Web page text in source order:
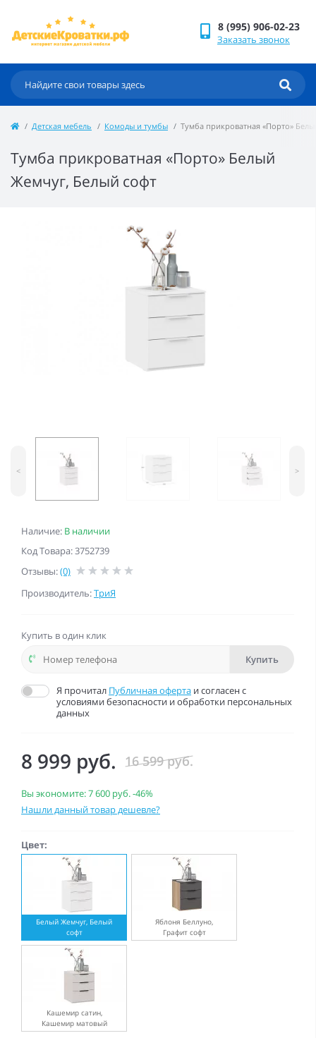
8 (995) 906-02-23
Заказать звонок
Детская мебель Комоды и тумбы Тумба прикроватная «Порто»
Тумба прикроватная «Порто» Белый
Жемчуг, Белый софт
Наличие: В наличии
Код Товара: 3752739
Отзывы:(0)
Производитель:ТриЯ
< >
Купить в один клик
Купить
Я прочитал Публичная оферта и согласен с
условиями безопасности и обработки персональных
данных
8 999 руб. 16 599 руб.
Вы экономите:7 600 руб.-46%
Нашли данный товар дешевле?
Цвет:
Белый Жемчуг, Белый
софт
Яблоня Беллуно,
Графит софт
Кашемир сатин,
Кашемир матовый